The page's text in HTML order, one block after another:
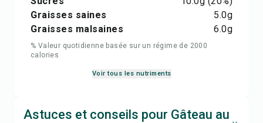
Graisses saines
5.0g
Graisses malsaines
6.0g
% Valeur quotidienne basée sur un régime de 2000
calories
Voir tous les nutriments
Astuces et conseils pour Gâteau au